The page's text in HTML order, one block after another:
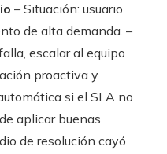
– Situación: usuario
de alta demanda. –
escalar al equipo
proactiva y
si el SLA no
aplicar buenas
de resolución cayó